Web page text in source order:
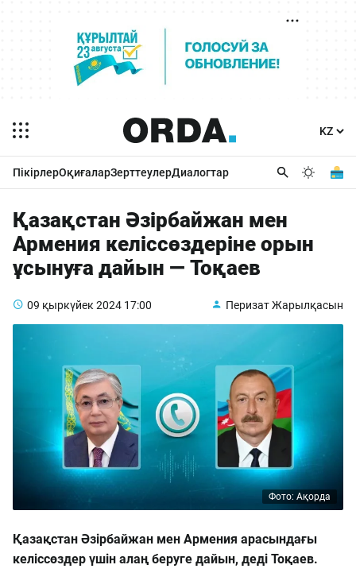
ПікірлерОқиғаларЗерттеулерДиалогтар
Қазақстан Әзірбайжан мен
Армения келіссөздеріне орын
ұсынуға дайын — Тоқаев
09 қыркүйек 2024 17:00 Перизат Жарылқасын
Фото: Ақорда
Қазақстан Әзірбайжан мен Армения арасындағы
келіссөздер үшін алаң беруге дайын, деді Тоқаев.